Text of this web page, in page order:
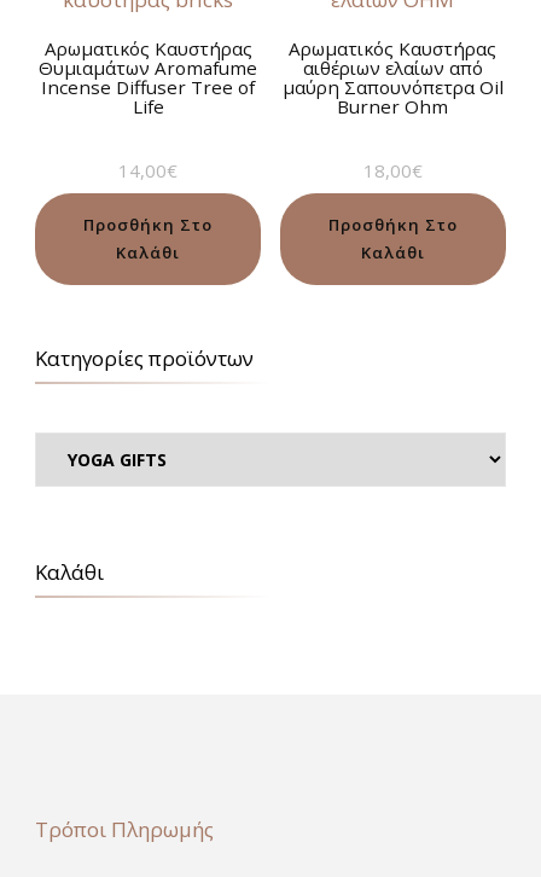
Αρωματικός Καυστήρας
Θυμιαμάτων Aromafume
Incense Diffuser Tree of
Life
14,00€
Προσθήκη Στο
Καλάθι
Αρωματικός Καυστήρας
αιθέριων ελαίων από
μαύρη Σαπουνόπετρα Oil
Burner Ohm
18,00€
Προσθήκη Στο
Καλάθι
Κατηγορίες προϊόντων
Καλάθι
Τρόποι Πληρωμής